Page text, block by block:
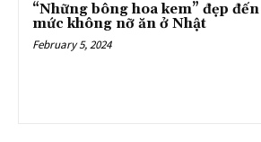
“Những bông hoa kem” đẹp đến
mức không nỡ ăn ở Nhật
February 5, 2024